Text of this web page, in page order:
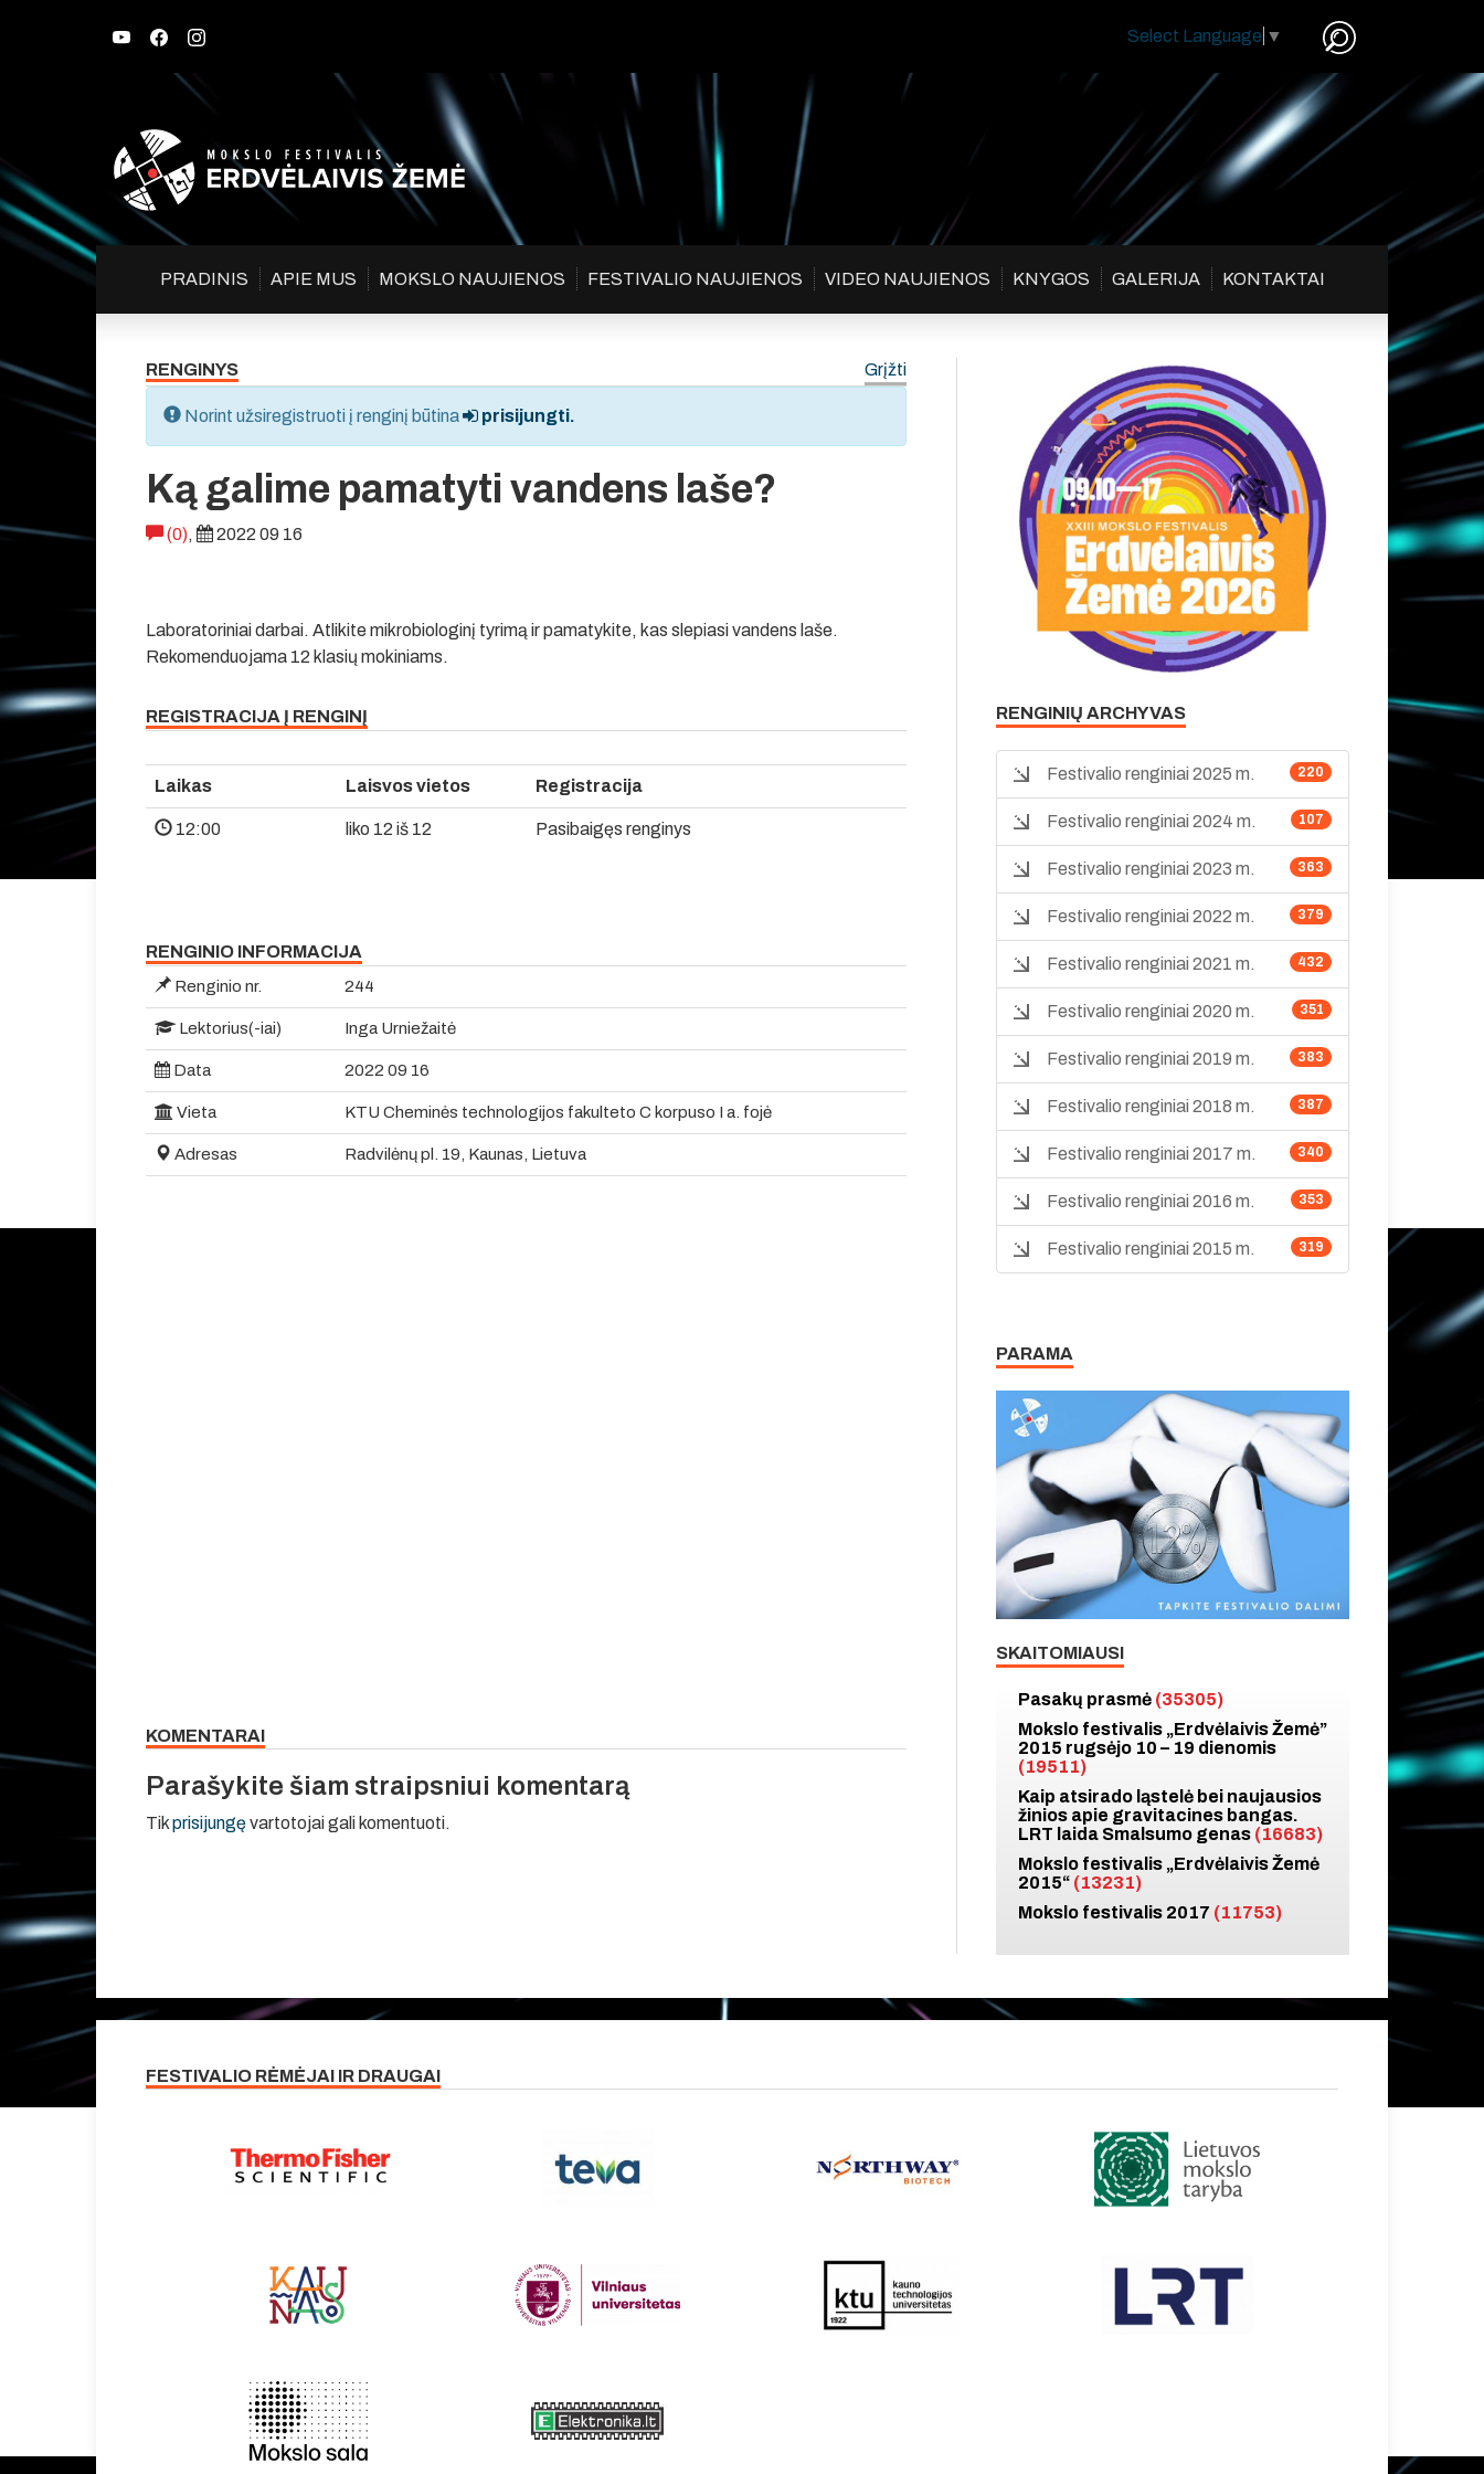
Select Language ▼
PRADINIS APIE MUS MOKSLO NAUJIENOS FESTIVALIO NAUJIENOS VIDEO NAUJIENOS KNYGOS GALERIJA KONTAKTAI
RENGINYS Grįžti
Norint užsiregistruoti į renginį būtina prisijungti.
Ką galime pamatyti vandens laše?
(0), 2022 09 16
Laboratoriniai darbai. Atlikite mikrobiologinį tyrimą ir pamatykite, kas slepiasi vandens laše.
Rekomenduojama 12 klasių mokiniams.
REGISTRACIJA Į RENGINĮ
Laikas Laisvos vietos Registracija
12:00 liko 12 iš 12 Pasibaigęs renginys
RENGINIO INFORMACIJA
Renginio nr. 244
Lektorius(-iai) Inga Urniežaitė
Data 2022 09 16
Vieta KTU Cheminės technologijos fakulteto C korpuso I a. fojė
Adresas Radvilėnų pl. 19, Kaunas, Lietuva
KOMENTARAI
Parašykite šiam straipsniui komentarą
Tikprisijungęvartotojai gali komentuoti.
RENGINIŲ ARCHYVAS
220
Festivalio renginiai 2025 m.
107
Festivalio renginiai 2024 m.
363
Festivalio renginiai 2023 m.
379
Festivalio renginiai 2022 m.
432
Festivalio renginiai 2021 m.
351
Festivalio renginiai 2020 m.
383
Festivalio renginiai 2019 m.
387
Festivalio renginiai 2018 m.
340
Festivalio renginiai 2017 m.
353
Festivalio renginiai 2016 m.
319
Festivalio renginiai 2015 m.
PARAMA
SKAITOMIAUSI
Pasakų prasmė (35305)
Mokslo festivalis „Erdvėlaivis Žemė”
2015 rugsėjo 10 – 19 dienomis
(19511)
Kaip atsirado ląstelė bei naujausios
žinios apie gravitacines bangas.
LRT laida Smalsumo genas (16683)
Mokslo festivalis „Erdvėlaivis Žemė
2015“ (13231)
Mokslo festivalis 2017 (11753)
FESTIVALIO RĖMĖJAI IR DRAUGAI